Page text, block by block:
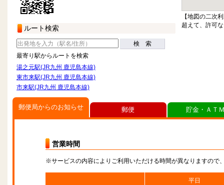
ルート検索
検 索
最寄り駅からルートを検索
湯之元駅(JR九州 鹿児島本線)
東市来駅(JR九州 鹿児島本線)
市来駅(JR九州 鹿児島本線)
【地図の二次
超えて、許可
郵便局からのお知らせ
営業時間
※サービスの内容によりご利用いただける時間が異なりますので
平日
郵便 貯金・ＡＴ